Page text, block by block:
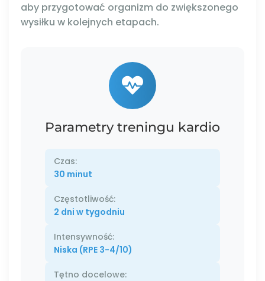
aby przygotować organizm do zwiększonego
wysiłku w kolejnych etapach.
Parametry treningu kardio
Czas:
30 minut
Częstotliwość:
2 dni w tygodniu
Intensywność:
Niska (RPE 3-4/10)
Tętno docelowe: